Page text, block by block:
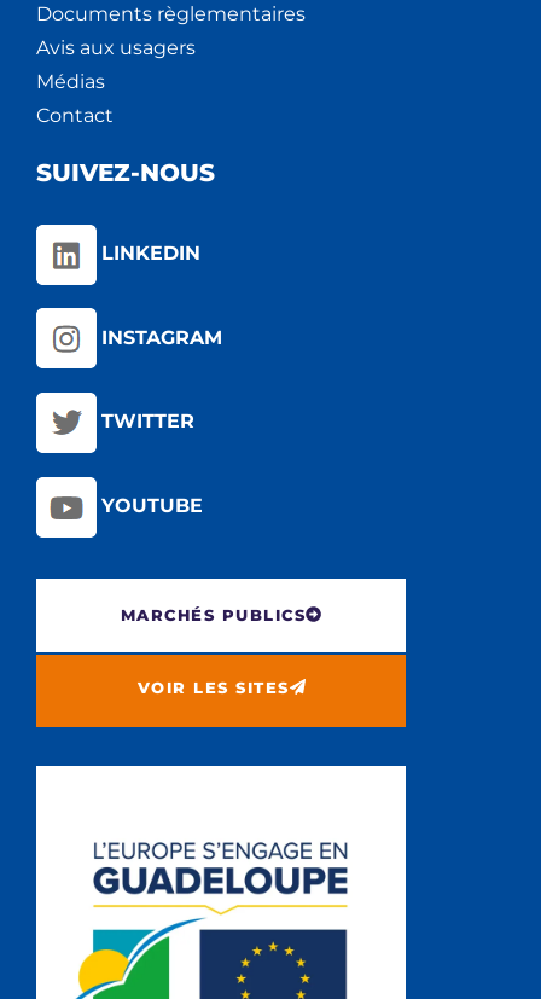
Documents règlementaires
Avis aux usagers
Médias
Contact
SUIVEZ-NOUS
LINKEDIN
INSTAGRAM
TWITTER
YOUTUBE
MARCHÉS PUBLICS
VOIR LES SITES